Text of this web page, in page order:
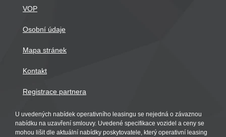
VOP
Osobní údaje
Mapa stránek
Kontakt
Registrace partnera
U uvedených nabídek operativního leasingu se nejedná o závaznou
nabídku na uzavření smlouvy. Uvedené specifikace vozidel a ceny se
mohou lišit dle aktuální nabídky poskytovatele, který operativní leasing